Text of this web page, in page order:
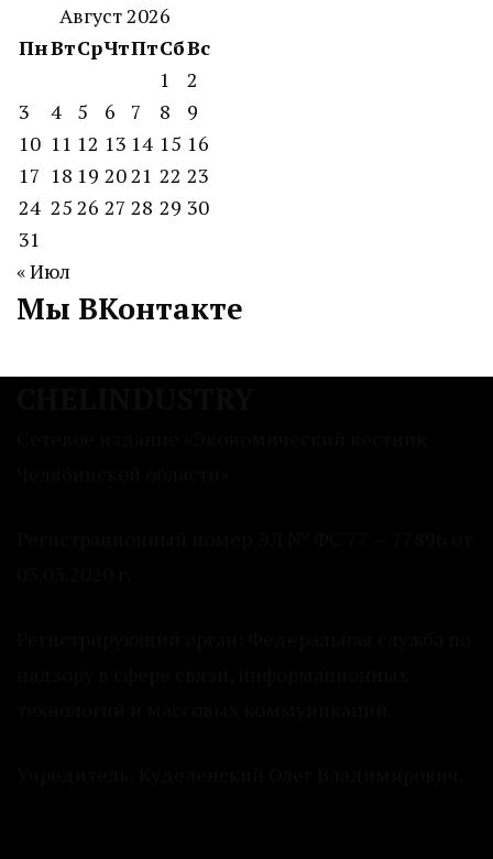
Август 2026
ПнВтСрЧтПтСбВс
1
2
3
4 5 6 7 8
9
10 11 12 13 14 15 16
17 18 19 2021 22 23
24 25 26 27 28 29 30
31
« Июл
Мы ВКонтакте